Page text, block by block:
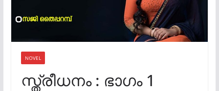
NOVEL
സ്ത്രീധനം : ഭാഗം 1